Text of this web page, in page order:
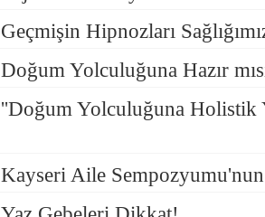
Geçmişin Hipnozları
Doğum Yolculuğuna Hazır
''Doğum Yolculuğuna Holistik
Kayseri Aile